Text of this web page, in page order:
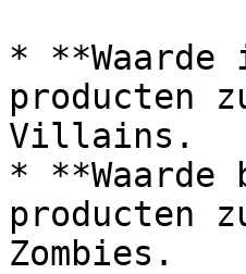
* **Waarde
producten
Villains.
* **Waarde
producten
Zombies.